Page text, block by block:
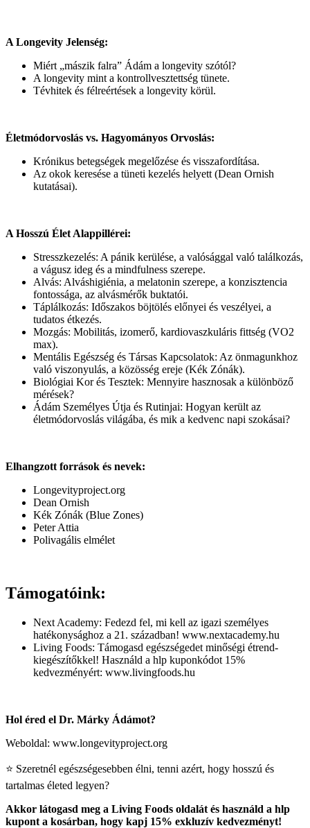
A Longevity Jelenség:
Miért „mászik falra” Ádám a longevity szótól?
A longevity mint a kontrollvesztettség tünete.
Tévhitek és félreértések a longevity körül.
Életmódorvoslás vs. Hagyományos Orvoslás:
Krónikus betegségek megelőzése és visszafordítása.
Az okok keresése a tüneti kezelés helyett (Dean Ornish
kutatásai).
A Hosszú Élet Alappillérei:
Stresszkezelés: A pánik kerülése, a valósággal való találkozás,
a vágusz ideg és a mindfulness szerepe.
Alvás: Alváshigiénia, a melatonin szerepe, a konzisztencia
fontossága, az alvásmérők buktatói.
Táplálkozás: Időszakos böjtölés előnyei és veszélyei, a
tudatos étkezés.
Mozgás: Mobilitás, izomerő, kardiovaszkuláris fittség (VO2
max).
Mentális Egészség és Társas Kapcsolatok: Az önmagunkhoz
való viszonyulás, a közösség ereje (Kék Zónák).
Biológiai Kor és Tesztek: Mennyire hasznosak a különböző
mérések?
Ádám Személyes Útja és Rutinjai: Hogyan került az
életmódorvoslás világába, és mik a kedvenc napi szokásai?
Elhangzott források és nevek:
Longevityproject.org
Dean Ornish
Kék Zónák (Blue Zones)
Peter Attia
Polivagális elmélet
Támogatóink:
Next Academy: Fedezd fel, mi kell az igazi személyes
hatékonysághoz a 21. században! www.nextacademy.hu
Living Foods: Támogasd egészségedet minőségi étrend-
kiegészítőkkel! Használd a hlp kuponkódot 15%
kedvezményért: www.livingfoods.hu
Hol éred el Dr. Márky Ádámot?
Weboldal: www.longevityproject.org
⭐️ Szeretnél egészségesebben élni, tenni azért, hogy hosszú és
tartalmas életed legyen?
Akkor látogasd meg a Living Foods oldalát és használd a hlp
kupont a kosárban, hogy kapj 15% exkluzív kedvezményt!